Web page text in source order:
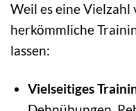
Weil es eine
herkömmliche
lassen:
Vielseitiges